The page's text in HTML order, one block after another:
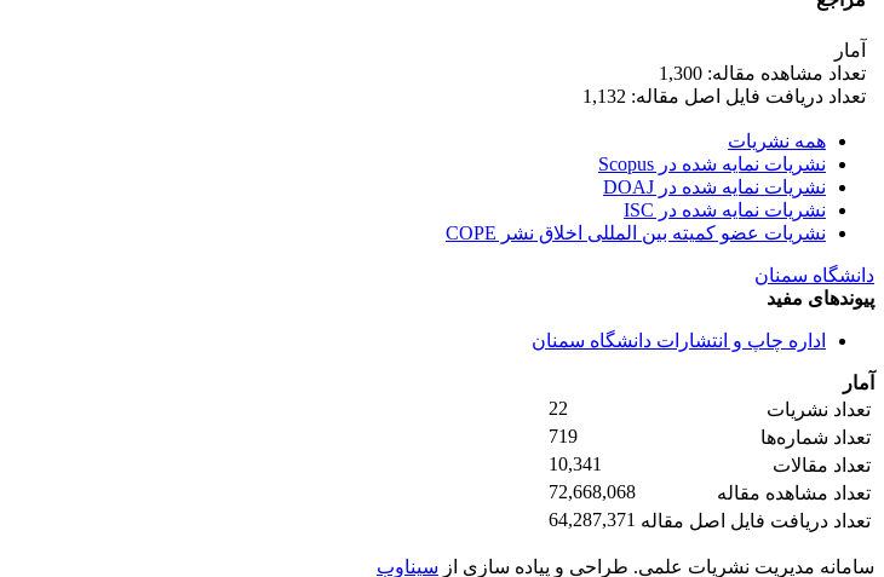
آمار
تعداد مشاهده مقاله: 1,300
تعداد دریافت فایل اصل مقاله: 1,132
همه نشریات
نشریات نمایه شده در Scopus
نشریات نمایه شده در DOAJ
نشریات نمایه شده در ISC
نشریات عضو کمیته بین المللی اخلاق نشر COPE
دانشگاه سمنان
پیوندهای مفید
اداره چاپ و انتشارات دانشگاه سمنان
آمار
تعداد نشریات
22
تعداد شماره‌ها
719
تعداد مقالات
10,341
تعداد مشاهده مقاله
72,668,068
تعداد دریافت فایل اصل مقاله 64,287,371
سامانه مدیریت نشریات علمی. طراحی و پیاده سازی از سیناوب